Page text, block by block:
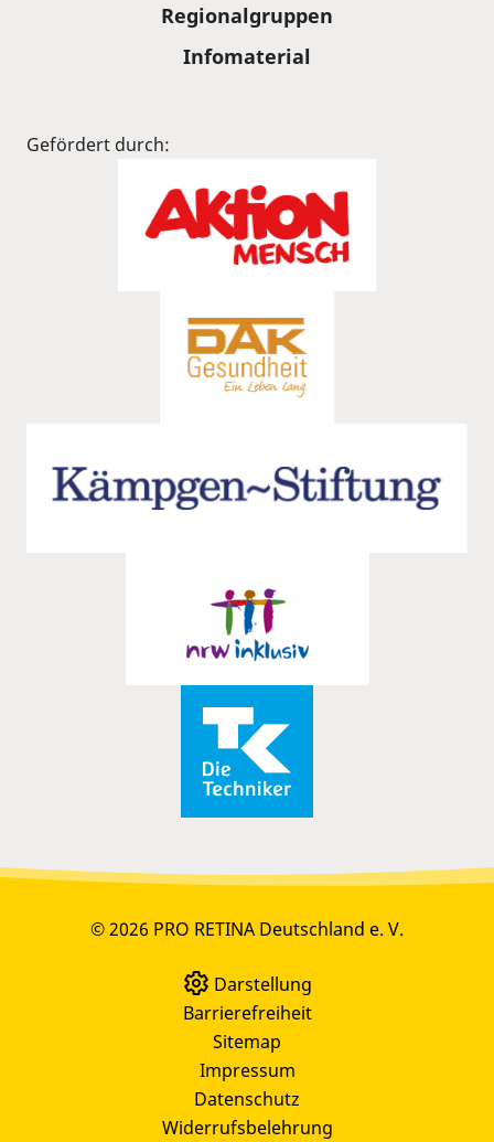
Regionalgruppen
Infomaterial
Gefördert durch:
© 2026 PRO RETINA Deutschland e. V.
Darstellung
Barrierefreiheit
Sitemap
Impressum
Datenschutz
Widerrufsbelehrung